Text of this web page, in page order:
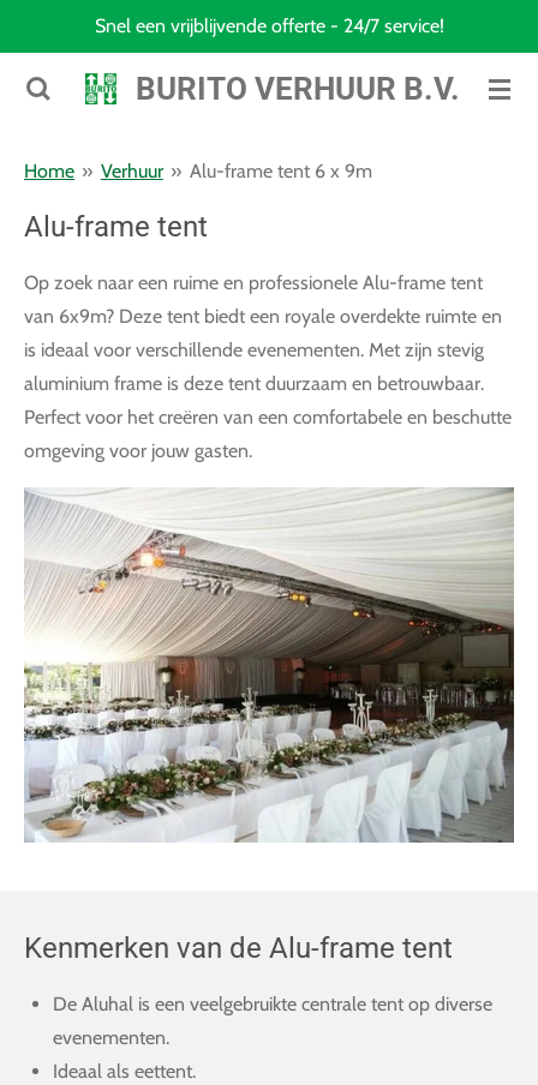
naar
hoofdinhoud
BURITO VERHUUR B.V.
Snel een vrijblijvende offerte - 24/7 service!
Home » Verhuur » Alu-frame tent 6 x 9m
Alu-frame tent
Op zoek naar een ruime en professionele Alu-frame tent
van 6x9m? Deze tent biedt een royale overdekte ruimte en
is ideaal voor verschillende evenementen. Met zijn stevig
aluminium frame is deze tent duurzaam en betrouwbaar.
Perfect voor het creëren van een comfortabele en beschutte
omgeving voor jouw gasten.
Kenmerken van de Alu-frame tent
De Aluhal is een veelgebruikte centrale tent op diverse
evenementen.
Ideaal als eettent.